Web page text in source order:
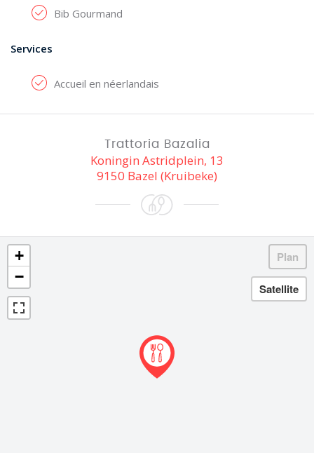
Bib Gourmand
Services
Accueil en néerlandais
Trattoria Bazalia
Koningin Astridplein, 13
9150 Bazel (Kruibeke)
+
−